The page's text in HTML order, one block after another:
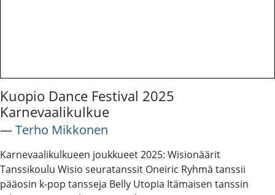
Kuopio Dance Festival 2025
Karnevaalikulkue
―Terho Mikkonen
Karnevaalikulkueen joukkueet 2025: Wisionäärit
Tanssikoulu Wisio seuratanssit Oneiric Ryhmä tanssii
pääosin k-pop tansseja Belly Utopia Itämaisen tanssin